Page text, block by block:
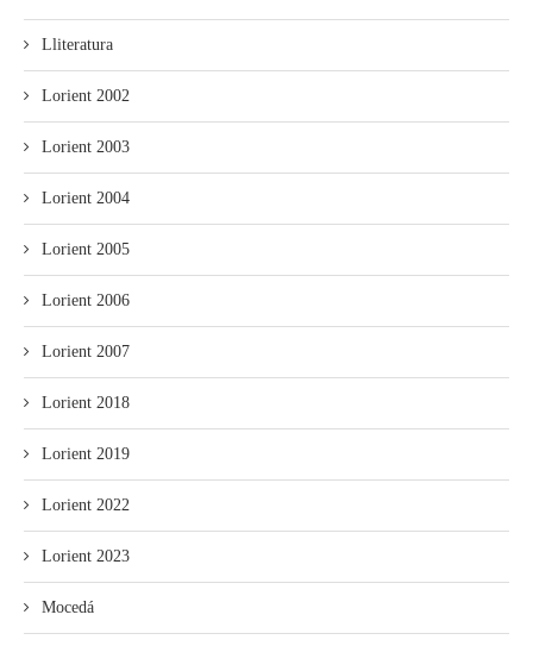
Lliteratura
Lorient 2002
Lorient 2003
Lorient 2004
Lorient 2005
Lorient 2006
Lorient 2007
Lorient 2018
Lorient 2019
Lorient 2022
Lorient 2023
Mocedá